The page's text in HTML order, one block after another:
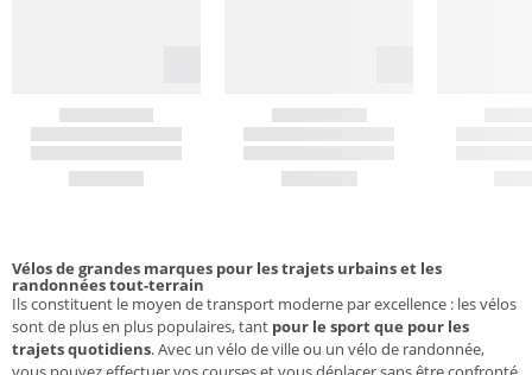
Vélos de grandes marques pour les trajets urbains et les
randonnées tout-terrain
Ils constituent le moyen de transport moderne par excellence : les vélos
sont de plus en plus populaires, tant pour le sport que pour les
trajets quotidiens. Avec un vélo de ville ou un vélo de randonnée,